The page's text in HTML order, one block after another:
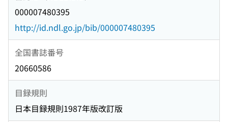
000007480395
http://id.ndl.go.jp/bib/000007480395
全国書誌番号
20660586
目録規則
日本目録規則1987年版改訂版